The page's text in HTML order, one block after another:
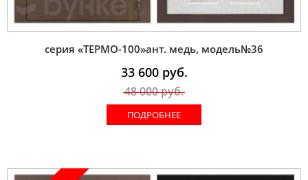
серия «ТЕРМО-100»ант. медь, модель№36
33 600руб.
48 000руб.
ПОДРОБНЕЕ